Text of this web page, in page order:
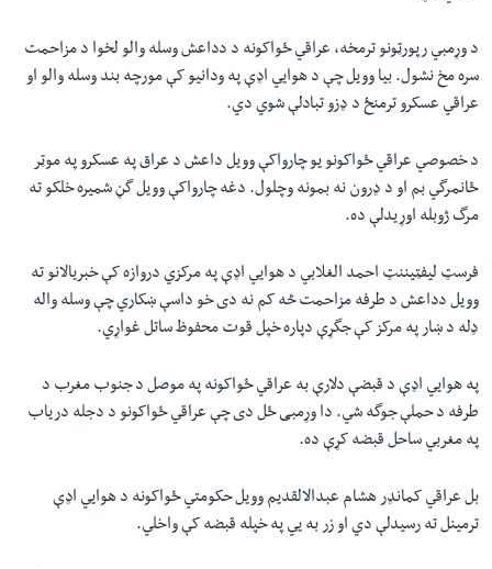
د وړمبي رپورټونو ترمخه، عراقي ځواکونه د دداعش وسله والو لخوا د مزاحمت
سره مخ نشول. بیا وویل چې د هوايي اډې په ودانیو کې مورچه بند وسله والو او
عراقي عسکرو ترمنځ د ډزو تبادلې شوي دي.
د خصوصي عراقي ځواکونو یو چارواکې وویل داعش د عراق په عسکرو په موټر
ځانمرگي بم او د ډرون نه بمونه وچلول. دغه چارواکې وویل گڼ شمیره خلکو ته
مرگ ژوبله اوړیدلې ده.
فرسټ لیفټیننټ احمد الغلابي د هوایي اډې په مرکزي دروازه کې خبریالانو ته
وویل دداعش د طرفه مزاحمت څه کم نه دی خو داسې ښکاري چې وسله واله
ډله د ښار په مرکز کې جگړې دپاره خپل قوت محفوظ ساتل غواړي.
په هوايي اډې د قبضې دلارې به عراقي ځواکونه په موصل د جنوب مغرب د
طرفه د حملې جوگه شي. دا وړمبی ځل دی چې عراقي ځواکونو د دجله دریاب
په مغربي ساحل قبضه کړې ده.
بل عراقي کمانډر هشام عبدالالقدیم وویل حکومتي ځواکونه د هوايي اډې
ترمینل ته رسیدلې دي او زر به يي په خپله قبضه کې واخلي.